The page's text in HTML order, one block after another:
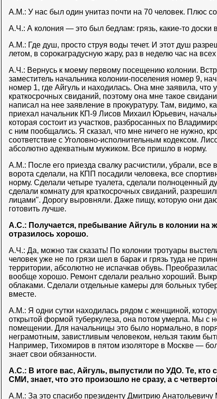
А.М.: У нас был один унитаз почти на 70 человек. Плюс
А.Ч.: А колония — это был бедлам: грязь, какие-то доски
А.М.: Где душ, просто струя воды течет. И этот душ
летом, в сорокаградусную жару, раз в неделю час на
А.Ч.: Вернусь к моему первому посещению колонии.
заместитель начальника колонии-поселения номер 9,
номер 1, где Айгуль и находилась. Она мне заявила, что
краткосрочных свиданий, поэтому она мне такое
написал на нее заявление в прокуратуру. Там, видимо,
приехал начальник КП-9 Лисов Михаил Юрьевич,
которая состоит из участков, разбросанных по
с ним пообщались. Я сказал, что мне ничего не нужно,
соответствие с Уголовно-исполнительным кодексом.
абсолютно адекватным мужиком. Все пришло в норму.
А.М.: После его приезда свалку расчистили, убрали, все
ворота сделали, на КПП посадили человека, все
норму. Сделали четыре туалета, сделали полноценный
сделали комнату для краткосрочных свиданий,
лицами". Дорогу выровняли. Даже пищу, которую они
готовить лучше.
А.С.: Получается, пребывание Айгуль в колонии на
отразилось хорошо.
А.Ч.: Да, можно так сказать! По колонии тротуары
человек уже не по грязи шел в барак и грязь туда не
территории, абсолютно не испачкав обувь.
вообще хорошо. Ремонт сделали реально хороший.
облаками. Сделали отдельные камеры для больных
вместе.
А.М.: Я одни сутки находилась рядом с женщиной,
открытой формой туберкулеза, она потом умерла. Мы с
помещении. Для начальницы это было нормально, в
неграмотным, завистливым человеком, нельзя таким
Например, Тихомиров в пятом изоляторе в Москве —
знает свои обязанности.
А.С.: В итоге вас, Айгуль, выпустили по УДО. Те, кто
СМИ, знает, что это произошло не сразу, а с
А.М.: За это спасибо президенту Дмитрию Анатольевичу